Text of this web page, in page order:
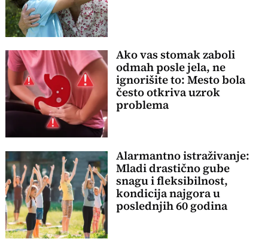
Ako vas stomak zaboli
odmah posle jela, ne
ignorišite to: Mesto bola
često otkriva uzrok
problema
Alarmantno istraživanje:
Mladi drastično gube
snagu i fleksibilnost,
kondicija najgora u
poslednjih 60 godina